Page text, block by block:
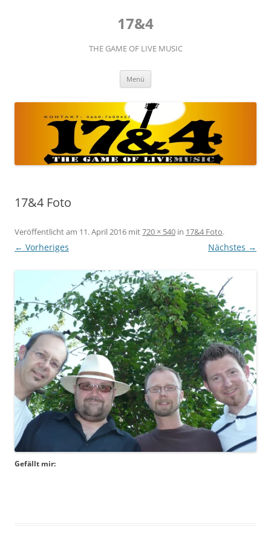
17&4
THE GAME OF LIVE MUSIC
Menü
17&4 Foto
Veröffentlicht am 11. April 2016 mit720 × 540 in 17&4 Foto.
← Vorheriges Nächstes →
Gefällt mir: